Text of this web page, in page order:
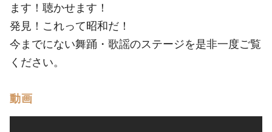
ます！聴かせます！
発見！これって昭和だ！
今までにない舞踊・歌謡のステージを是非一度ご覧
ください。
動画